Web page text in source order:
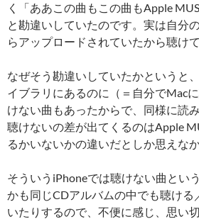
く「ああこの曲もこの曲もApple
と勘違いしていたのです。実は自分
らアップロードされていたから聴け
なぜそう勘違いしていたかというと
イブラリにあるのに（＝自分でMac
けない曲もあったからで、同様に読
聴けないの差が出てくるのはApple
るかいないかの違いだとしか思えな
そういうiPhoneでは聴けない曲とい
かも同じCDアルバムの中でも聴ける
いたりするので、不便に感じ、思い